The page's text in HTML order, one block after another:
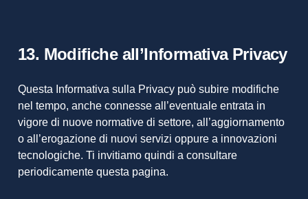
13. Modifiche all’Informativa Privacy
Questa Informativa sulla Privacy può subire modifiche
nel tempo, anche connesse all’eventuale entrata in
vigore di nuove normative di settore, all’aggiornamento
o all’erogazione di nuovi servizi oppure a innovazioni
tecnologiche. Ti invitiamo quindi a consultare
periodicamente questa pagina.